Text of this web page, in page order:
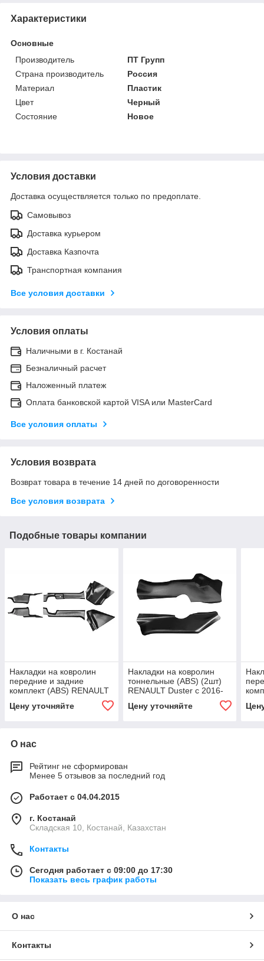
Характеристики
Основные
Производитель
ПТ Групп
Страна производитель
Россия
Материал
Пластик
Цвет
Черный
Состояние
Новое
Условия доставки
Доставка осуществляется только по предоплате.
Самовывоз
Доставка курьером
Доставка Казпочта
Транспортная компания
Все условия доставки
Условия оплаты
Наличными в г. Костанай
Безналичный расчет
Наложенный платеж
Оплата банковской картой VISA или MasterCard
Все условия оплаты
Условия возврата
Возврат товара в течение 14 дней по договоренности
Все условия возврата
Подобные товары компании
Накладки на ковролин
передние и задние
комплект (ABS) RENAULT
NISSAN Terrano 2014-
Цену уточняйте
Накладки на ковролин
тоннельные (ABS) (2шт)
RENAULT Duster с 2016-
2020 / NISSAN Terrano с
2014
Цену уточняйте
О нас
Рейтинг не сформирован
Менее 5 отзывов за последний год
Работает с 04.04.2015
г. Костанай
Складская 10, Костанай, Казахстан
Контакты
Сегодня работает с 09:00 до 17:30
Показать весь график работы
О нас
Контакты